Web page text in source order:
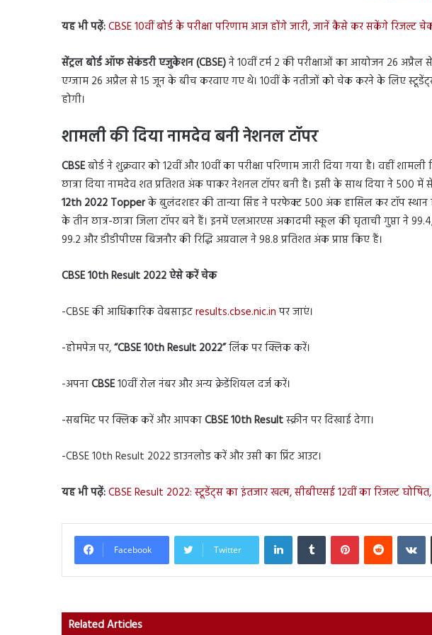
यह भी पढ़ें:CBSE 10वीं बोर्ड के परीक्षा परिणाम आज होंगे जारी, जानें कैसे कर सकेंगे रिजल्ट
सेंट्रल बोर्ड ऑफ सेकंडरी एजुकेशन (CBSE)ने 10वीं टर्म 2 की परीक्षाओं का आयोजन 26
एग्जाम 26 अप्रैल से 15 जून के बीच करवाए गए थे। 10वीं के नतीजों को चेक करने के लिए
होगी।
शामली की दिया नामदेव बनी नेशनल टॉपर
CBSEबोर्ड ने शुक्रवार को 12वीं और 10वीं का परीक्षा परिणाम जारी दिया गया है। वहीं
छात्रा दिया नामदेव शत प्रतिशत अंक पाकर नेशनल टॉपर बनी है। इसी के साथ दिया ने 500 में से
12th 2022 Topperके बुलंदशहर की तान्या सिंह ने परफेक्ट 500 अंक हासिल कर टॉप स्थान
के तीन छात्र-छात्रा जिला टॉपर बने हैं। इनमें एलआरएस अकादमी स्कूल की घृताची गुप्ता ने
99.2 और डीडीपीएस बिजनौर की रिद्धि अग्रवाल ने 98.8 प्रतिशत अंक प्राप्त किए हैं।
CBSE 10th Result 2022 ऐसे करें चेक
-CBSE की आधिकारिक वेबसाइटresults.cbse.nic.in पर जाएं।
-होमपेज पर,“CBSE 10th Result 2022”लिंक पर क्लिक करें।
-अपनाCBSE10वीं रोल नंबर और अन्य क्रेडेंशियल दर्ज करें।
-सबमिट पर क्लिक करें और आपकाCBSE 10th Resultस्क्रीन पर दिखाई देगा।
-CBSE 10th Result 2022 डाउनलोड करें और उसी का प्रिंट आउट।
यह भी पढ़ें:CBSE Result 2022: स्टूडेंट्स का इंतजार खत्म, सीबीएसई 12वीं का रिजल्ट
Facebook Twitter
LinkedInTumblr PinterestReddit
Related Articles